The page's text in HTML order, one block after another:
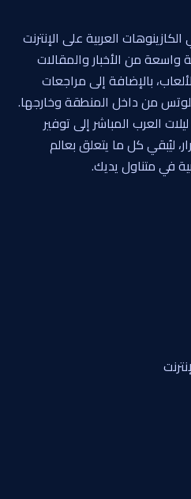
العربية على الإنترنت
واسعة من الأخبار والمقالات
بالإضافة إلى مراجعات
من داخل المنطقة وخارجها.
العرب المباشر إلى توفير
ليُبقي كل ما يتعلق بعالم
في متناول يديك.